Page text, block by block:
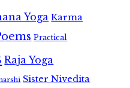
Yoga Karma
Practical
Raja Yoga
Sister Nivedita